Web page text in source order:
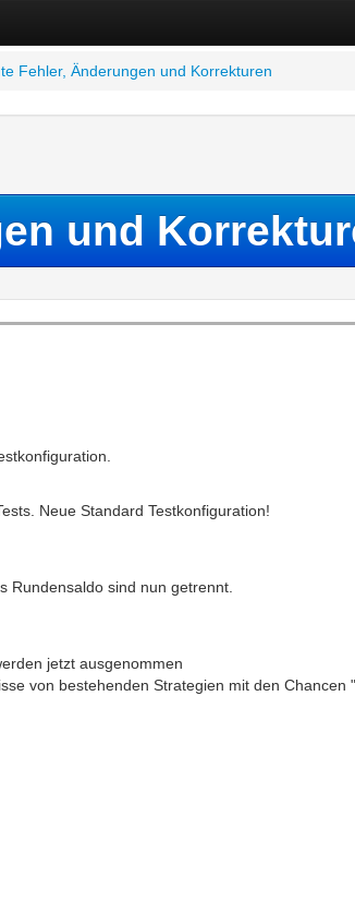
Fehler, Änderungen und Korrekturen
und
Neue Standard Testkonfiguration!
Rundensaldo sind nun getrennt.
jetzt ausgenommen
von bestehenden Strategien mit den Chancen